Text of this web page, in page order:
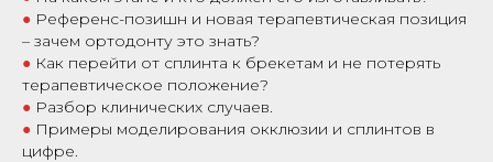
● Референс-позишн и новая терапевтическая позиция
– зачем ортодонту это знать?
● Как перейти от сплинта к брекетам и не потерять
терапевтическое положение?
● Разбор клинических случаев.
● Примеры моделирования окклюзии и сплинтов в
цифре.